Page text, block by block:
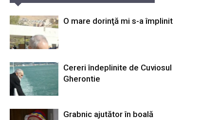
O mare dorinţă mi s-a împlinit
Cereri îndeplinite de Cuviosul
Gherontie
Grabnic ajutător în boală